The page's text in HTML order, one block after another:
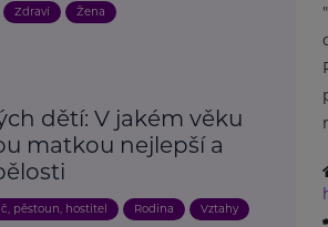
Zdraví Žena
dětí: V jakém věku
matkou nejlepší a
pěstoun, hostitel Rodina Vztahy